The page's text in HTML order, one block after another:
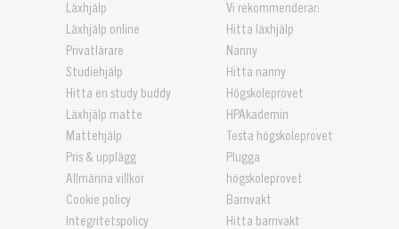
Läxhjälp
Läxhjälp online
Privatlärare
Studiehjälp
Hitta en study buddy
Läxhjälp matte
Mattehjälp
Pris & upplägg
Allmänna villkor
Cookie policy
Integritetspolicy
Vi rekommenderar:
Hitta läxhjälp
Nanny
Hitta nanny
Högskoleprovet
HPAkademin
Testa högskoleprovet
Plugga
högskoleprovet
Barnvakt
Hitta barnvakt